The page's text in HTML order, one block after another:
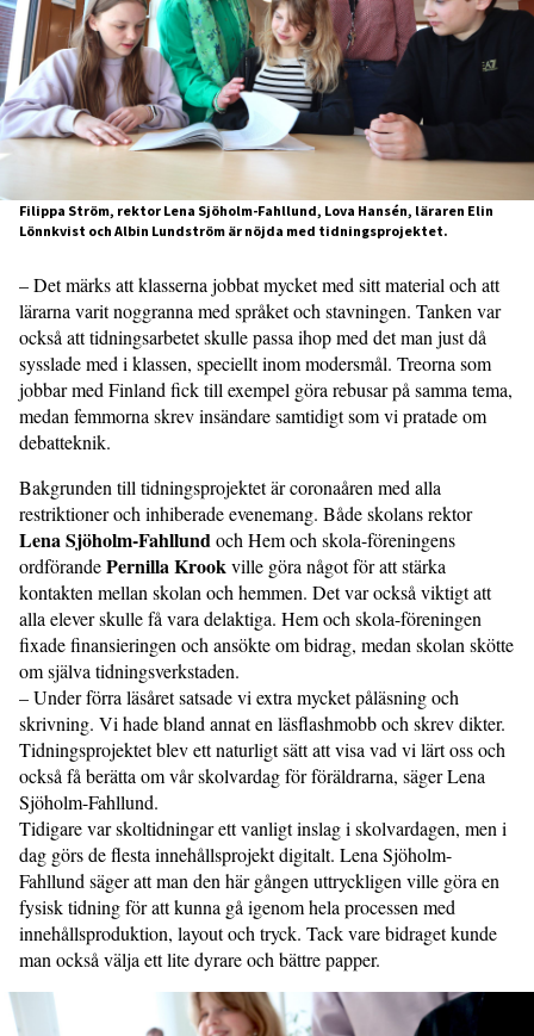
Filippa Ström, rektor Lena Sjöholm-Fahllund, Lova Hansén, läraren Elin
Lönnkvist och Albin Lundström är nöjda med tidningsprojektet.
– Det märks att klasserna jobbat mycket med sitt material och att
lärarna varit noggranna med språket och stavningen. Tanken var
också att tidningsarbetet skulle passa ihop med det man just då
sysslade med i klassen, speciellt inom modersmål. Treorna som
jobbar med Finland fick till exempel göra rebusar på samma tema,
medan femmorna skrev insändare samtidigt som vi pratade om
debatteknik.
Bakgrunden till tidningsprojektet är coronaåren med alla
restriktioner och inhiberade evenemang. Både skolans rektor
Lena Sjöholm-Fahllund och Hem och skola-föreningens
ordförandePernilla Krook ville göra något för att stärka
kontakten mellan skolan och hemmen. Det var också viktigt att
alla elever skulle få vara delaktiga. Hem och skola-föreningen
fixade finansieringen och ansökte om bidrag, medan skolan skötte
om själva tidningsverkstaden.
– Under förra läsåret satsade vi extra mycket påläsning och
skrivning. Vi hade bland annat en läsflashmobb och skrev dikter.
Tidningsprojektet blev ett naturligt sätt att visa vad vi lärt oss och
också få berätta om vår skolvardag för föräldrarna, säger Lena
Sjöholm-Fahllund.
Tidigare var skoltidningar ett vanligt inslag i skolvardagen, men i
dag görs de flesta innehållsprojekt digitalt. Lena Sjöholm-
Fahllund säger att man den här gången uttryckligen ville göra en
fysisk tidning för att kunna gå igenom hela processen med
innehållsproduktion, layout och tryck. Tack vare bidraget kunde
man också välja ett lite dyrare och bättre papper.